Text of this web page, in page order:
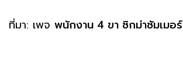
ที่มา: เพจ พนักงาน 4 ขา ซิกม่าซัมเมอร์